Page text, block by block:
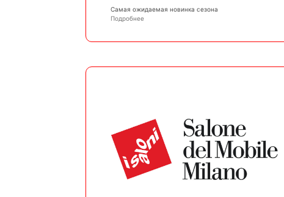
Самая ожидаемая новинка сезона
Подробнее